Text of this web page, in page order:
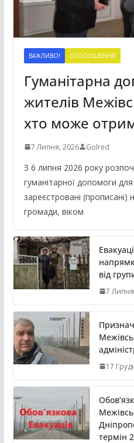
ВАЖЛИВО! ОГОЛОШЕННЯ
Гуманітарна
жителів
хто може
7 Липня, 2026 Golred
З 6 липня 2026 року
гуманітарної допомоги
зареєстровані (прописані)
громади, віком
від
7
17
термін